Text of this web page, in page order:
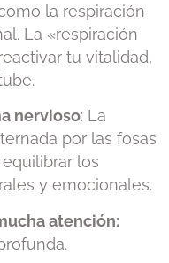
la respiración
La «respiración
tu vitalidad,
nervioso: La
por las fosas
los
y emocionales.
atención: